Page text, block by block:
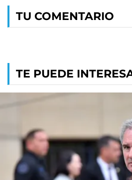
TU COMENTARIO
TE PUEDE